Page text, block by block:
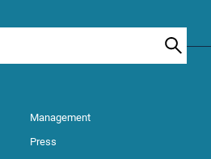
Management
Press